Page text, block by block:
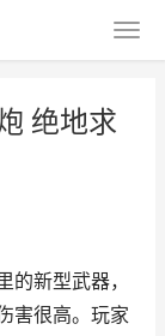
绝地求
新型武器，
害很高。玩家